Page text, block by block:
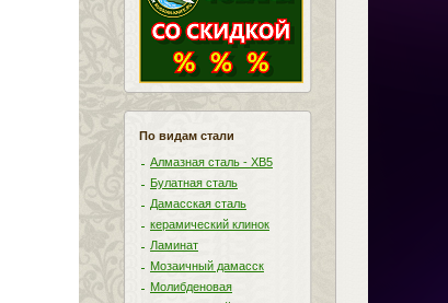
По видам стали
Алмазная сталь - ХВ5
Булатная сталь
Дамасская сталь
керамический клинок
Ламинат
Мозаичный дамасск
Молибденовая